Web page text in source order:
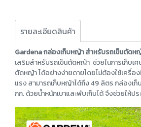
รายละเอียดสินค้า
Gardena กล่องเก็บหญ้า สำหรับรถเข็นตัดห
เสริมสำหรับรถเข็นตัดหญ้า ช่วยในการเก็บเ
ตัดหญ้า ได้อย่างง่ายดายโดยไม่ต้องใช้เครื่อ
แรง สามารถเก็บหญ้าได้ถึง 49 ลิตร กล่องเก็
กก. ด้วยน้ำหนักเบาและพับเก็บได้ จึงช่วยให้ป